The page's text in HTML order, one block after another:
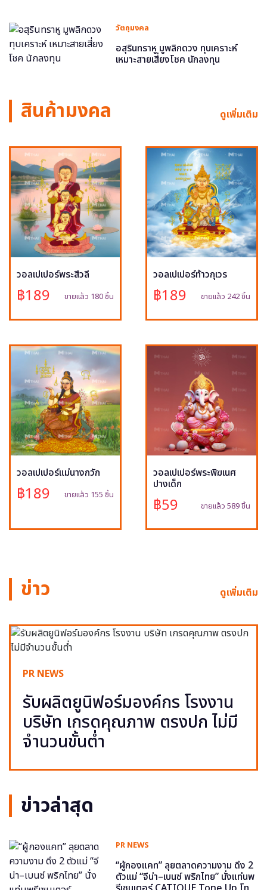
วัตถุมงคล
อสุรินทราหู มูพลิกดวง ทุบเคราะห์
เหมาะสายเสี่ยงโชค นักลงทุน
สินค้ามงคล ดูเพิ่มเติม
วอลเปเปอร์พระสีวลี
฿189 ขายแล้ว 180 ชิ้น
วอลเปเปอร์ท้าวกุเวร
฿189 ขายแล้ว 242 ชิ้น
วอลเปเปอร์แม่นางกวัก
฿189 ขายแล้ว 155 ชิ้น
วอลเปเปอร์พระพิฆเนศ
ปางเด็ก
฿59 ขายแล้ว 589 ชิ้น
ข่าว ดูเพิ่มเติม
PR NEWS
รับผลิตยูนิฟอร์มองค์กร โรงงาน
บริษัท เกรดคุณภาพ ตรงปก ไม่มี
จำนวนขั้นต่ำ
ข่าวล่าสุด
PR NEWS
“ผู้กองแคท” ลุยตลาดความงาม ดึง 2
ตัวแม่ “จีน่า–เบนซ์ พริกไทย” นั่งแท่นพ